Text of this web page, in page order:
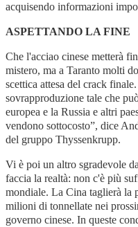
acquisendo informazioni
ASPETTANDO LA FINE
Che l'acciao cinese metterà
mistero, ma a Taranto molti
scettica attesa del crack
sovrapproduzione tale che
europea e la Russia e altri
vendono sottocosto”, dice
del gruppo Thyssenkrupp.
Vi è poi un altro sgradevole
faccia la realtà: non c'è più
mondiale. La Cina taglierà la
milioni di tonnellate nei
governo cinese. In queste